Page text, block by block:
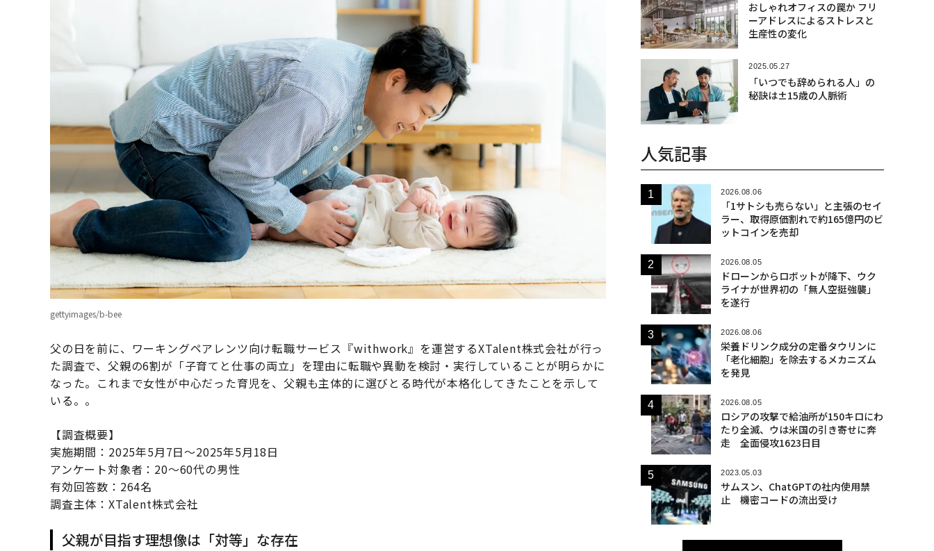
gettyimages/b-bee
父の日を前に、ワーキングペアレンツ向け転職サービス『withwork』を運営するXTalent株式会社が行っ
た調査で、父親の6割が「子育てと仕事の両立」を理由に転職や異動を検討・実行していることが明らかに
なった。これまで女性が中心だった育児を、父親も主体的に選びとる時代が本格化してきたことを示して
いる。。
【調査概要】
実施期間：2025年5月7日～2025年5月18日
アンケート対象者：20～60代の男性
有効回答数：264名
調査主体：XTalent株式会社
父親が目指す理想像は「対等」な存在
おしゃれオフィスの罠か フリ
ーアドレスによるストレスと
生産性の変化
2025.05.27
「いつでも辞められる人」の
秘訣は±15歳の人脈術
人気記事
2026.08.06
「1サトシも売らない」と主張のセイ
ラー、取得原価割れで約165億円のビ
ットコインを売却
2026.08.05
ドローンからロボットが降下、ウク
ライナが世界初の「無人空挺強襲」
を遂行
2026.08.06
栄養ドリンク成分の定番タウリンに
「老化細胞」を除去するメカニズム
を発見
2026.08.05
ロシアの攻撃で給油所が150キロにわ
たり全滅、ウは米国の引き寄せに奔
走 全面侵攻1623日目
2023.05.03
サムスン、ChatGPTの社内使用禁
止 機密コードの流出受け